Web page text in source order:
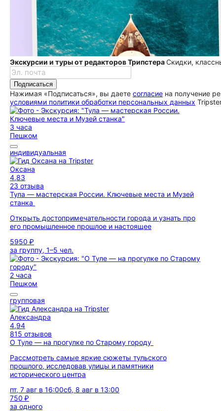
Экскурсии и туры от редакторов ТрипстераСкидки,
Подписаться
Нажимая «Подписаться», вы даете согласие на получение
условиями политики обработки персональных данных
3 часа
Пешком
индивидуальная
Оксана
4,83
23 отзыва
Тула — мастерская России. Ключевые места и Музей
станка
Открыть достопримечательности города и узнать про
его промышленное прошлое и настоящее
5950 ₽
за группу, 1–5 чел.
2 часа
Пешком
групповая
Александра
4,94
815 отзывов
О Туле — на прогулке по Старому городу
Рассмотреть самые яркие сюжеты тульского
прошлого, исследовав улицы и памятники
исторического центра
пт, 7 авг в 16:00сб, 8 авг в 13:00
750 ₽
за одного